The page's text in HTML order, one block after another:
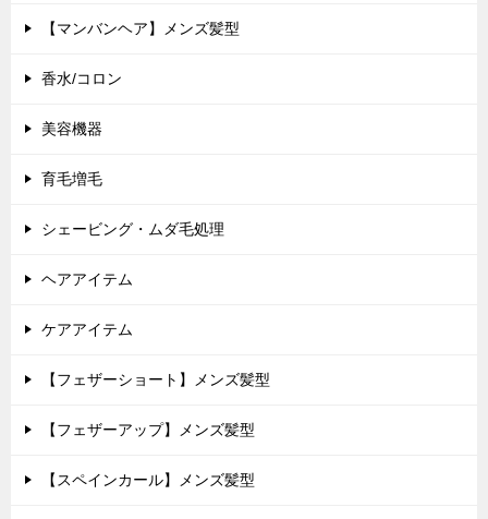
【マンバンヘア】メンズ髪型
香水/コロン
美容機器
育毛増毛
シェービング・ムダ毛処理
ヘアアイテム
ケアアイテム
【フェザーショート】メンズ髪型
【フェザーアップ】メンズ髪型
【スペインカール】メンズ髪型